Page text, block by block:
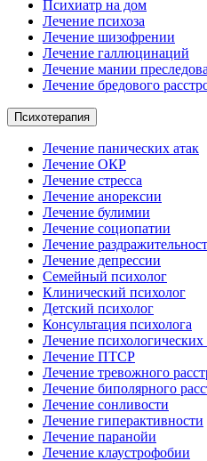
Психиатр на дом
Лечение психоза
Лечение шизофрении
Лечение галлюцинаций
Лечение мании
Лечение бредового
Психотерапия
Лечение панических атак
Лечение ОКР
Лечение стресса
Лечение анорексии
Лечение булимии
Лечение социопатии
Лечение
Лечение депрессии
Семейный психолог
Клинический психолог
Детский психолог
Консультация психолога
Лечение психологических
Лечение ПТСР
Лечение тревожного
Лечение биполярного
Лечение сонливости
Лечение гиперактивности
Лечение паранойи
Лечение клаустрофобии